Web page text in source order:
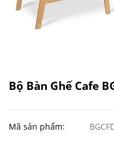
Bộ Bàn Ghế Cafe
Mã sản phẩm: